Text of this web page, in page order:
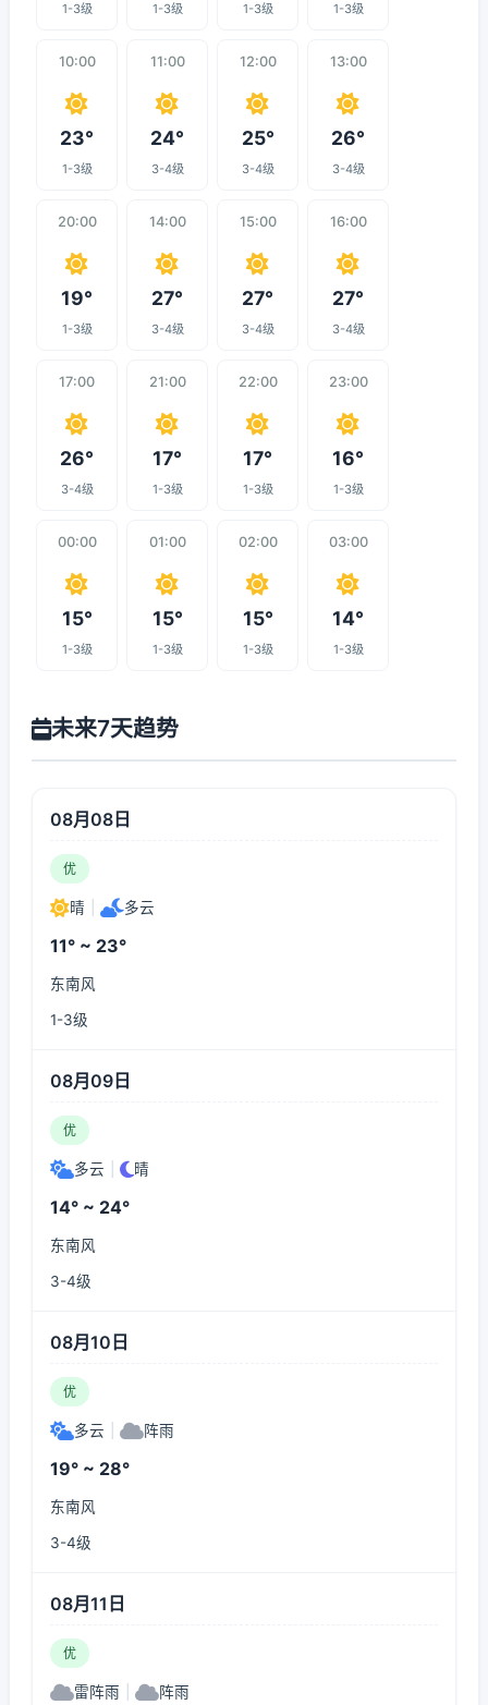
1-3级 1-3级 1-3级 1-3级
10:00
23°
1-3级
11:00
24°
3-4级
12:00
25°
3-4级
13:00
26°
3-4级
20:00
19°
1-3级
14:00
27°
3-4级
15:00
27°
3-4级
16:00
27°
3-4级
17:00
26°
3-4级
21:00
17°
1-3级
22:00
17°
1-3级
23:00
16°
1-3级
00:00
15°
1-3级
01:00
15°
1-3级
02:00
15°
1-3级
03:00
14°
1-3级
未来7天趋势
08月08日
优
晴 多云
11° ~ 23°
东南风
1-3级
08月09日
优
多云 晴
14° ~ 24°
东南风
3-4级
08月10日
优
多云 阵雨
19° ~ 28°
东南风
3-4级
08月11日
优
雷阵雨 阵雨